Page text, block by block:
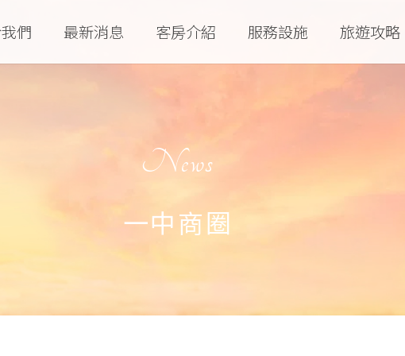
們 最新消息 客房介紹 服務設施 旅遊攻略
News
一中商圈